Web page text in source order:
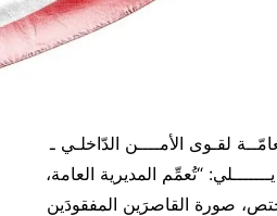
لقـوى الأمــــن الدّاخلـي ـ
“تُعمِّم المديرية العامة،
صورة القاصرَين المفقودَين